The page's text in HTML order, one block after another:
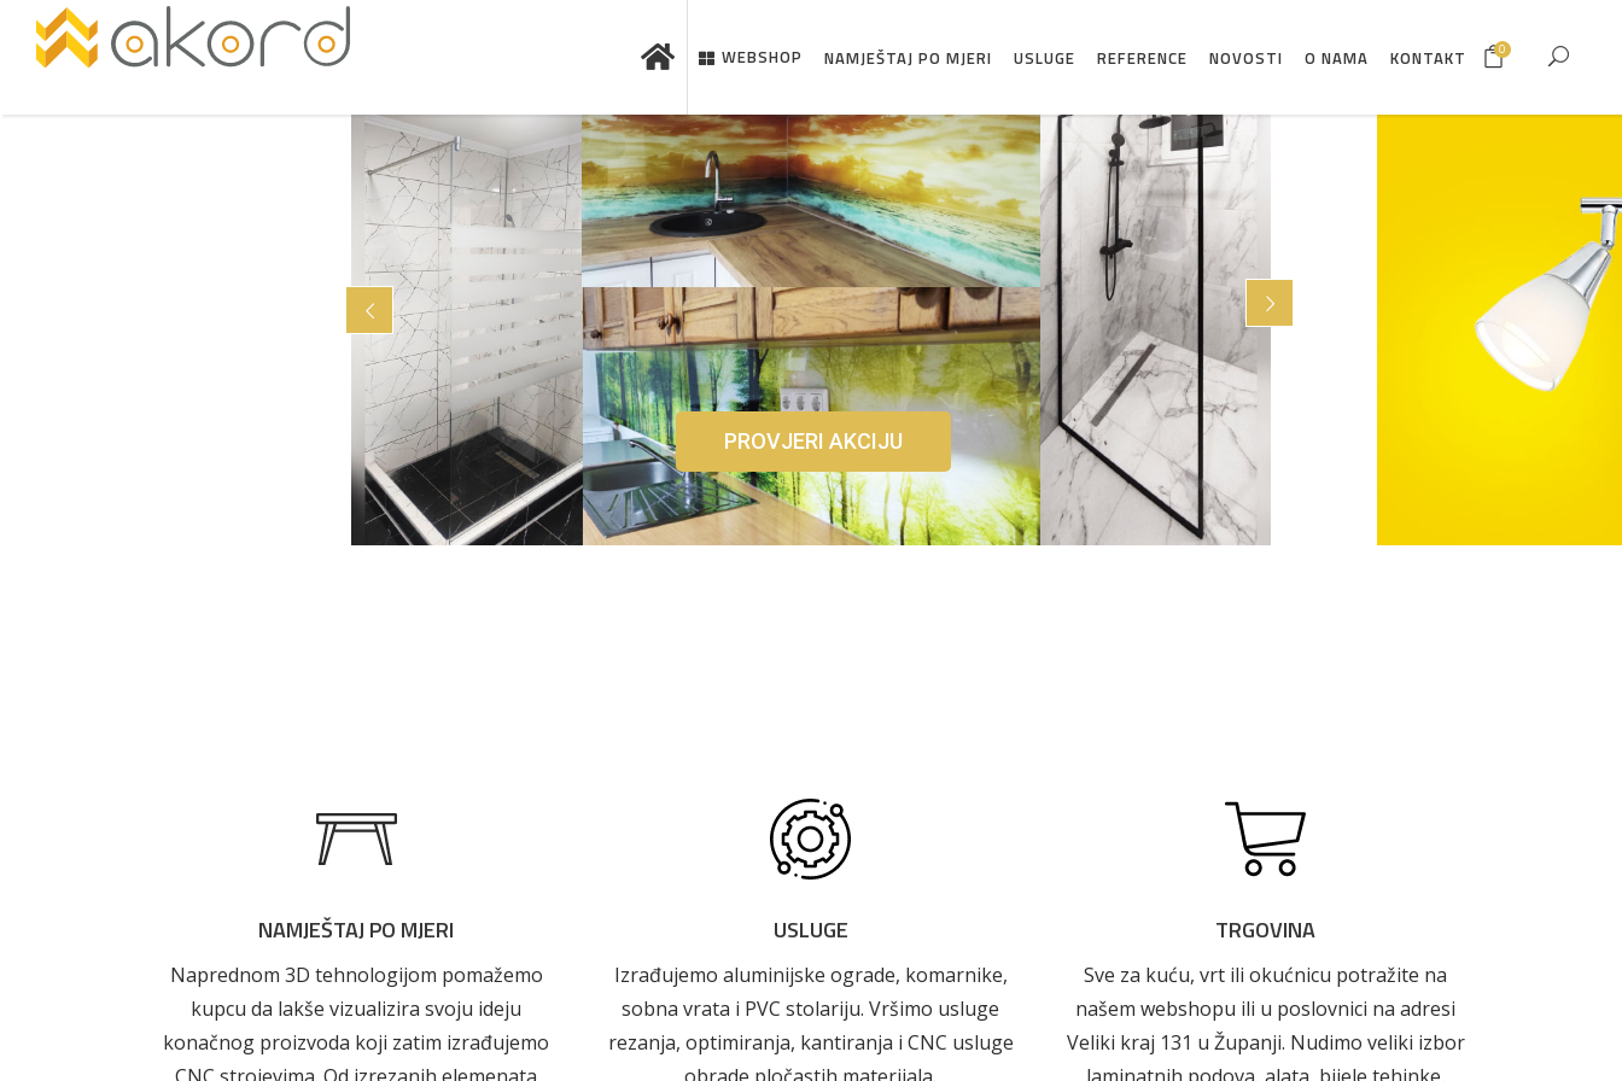
Vrt i okućnica
WEBSHOP NAMJEŠTAJ PO MJERI USLUGE REFERENCE NOVOSTI O NAMA KONTAKT 0
NAMJEŠTAJ PO MJERI
Naprednom 3D tehnologijom pomažemo
kupcu da lakše vizualizira svoju ideju
konačnog proizvoda koji zatim izrađujemo
USLUGE
Izrađujemo aluminijske ograde, komarnike,
sobna vrata i PVC stolariju. Vršimo usluge
rezanja, optimiranja, kantiranja i CNC usluge
TRGOVINA
Sve za kuću, vrt ili okućnicu potražite na
našem webshopu ili u poslovnici na adresi
Veliki kraj 131 u Županji. Nudimo veliki izbor